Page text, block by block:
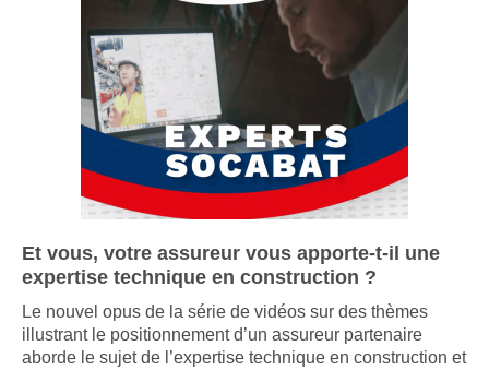
Et vous, votre assureur vous apporte-t-il une
expertise technique en construction ?
Le nouvel opus de la série de vidéos sur des thèmes
illustrant le positionnement d’un assureur partenaire
aborde le sujet de l’expertise technique en construction et